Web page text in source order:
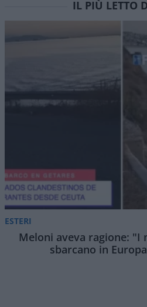
IL PIÙ LETTO
ESTERI
Meloni aveva ragione: "I
sbarcano in